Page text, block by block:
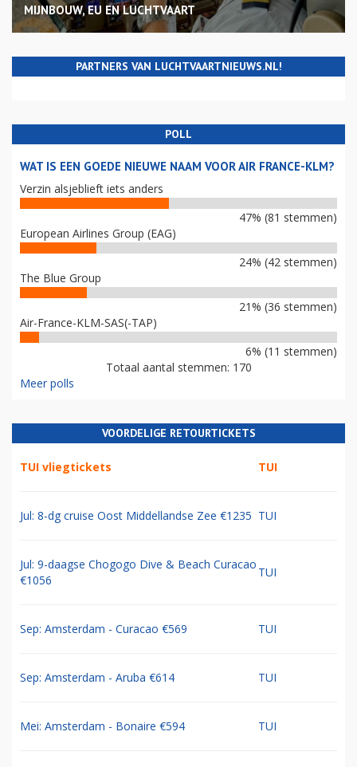
MIJNBOUW, EU EN LUCHTVAART
PARTNERS VAN LUCHTVAARTNIEUWS.NL!
POLL
WAT IS EEN GOEDE NIEUWE NAAM VOOR AIR FRANCE-KLM?
Verzin alsjeblieft iets anders
47% (81 stemmen)
European Airlines Group (EAG)
24% (42 stemmen)
The Blue Group
21% (36 stemmen)
Air-France-KLM-SAS(-TAP)
6% (11 stemmen)
Totaal aantal stemmen: 170
Meer polls
VOORDELIGE RETOURTICKETS
TUI vliegtickets TUI
Jul: 8-dg cruise Oost Middellandse Zee €1235 TUI
Jul: 9-daagse Chogogo Dive & Beach Curacao
€1056
TUI
Sep: Amsterdam - Curacao €569 TUI
Sep: Amsterdam - Aruba €614 TUI
Mei: Amsterdam - Bonaire €594 TUI